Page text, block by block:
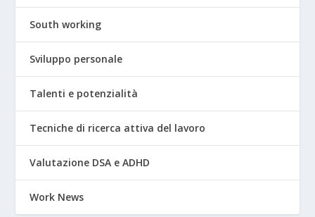
South working
Sviluppo personale
Talenti e potenzialità
Tecniche di ricerca attiva del lavoro
Valutazione DSA e ADHD
Work News